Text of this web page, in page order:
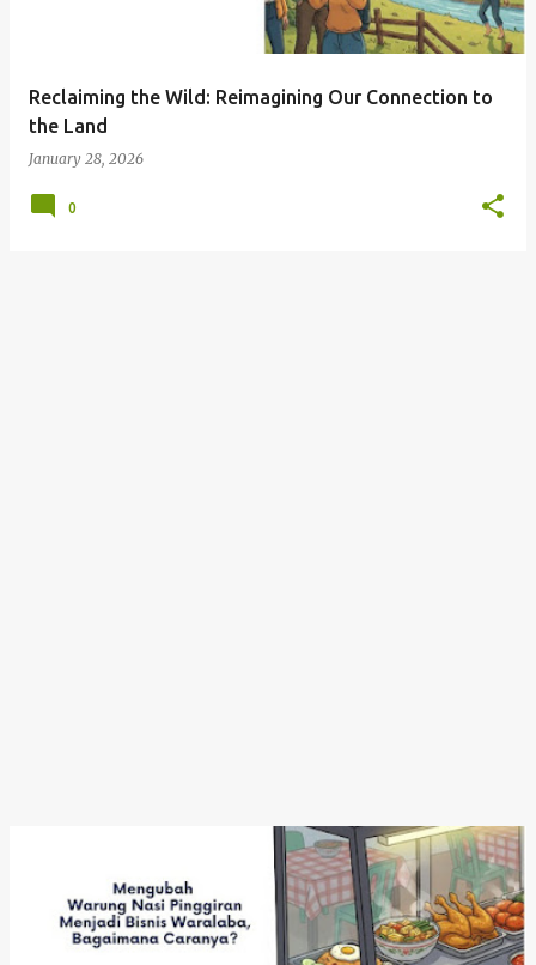
Reclaiming the Wild: Reimagining Our Connection to
the Land
January 28, 2026
0